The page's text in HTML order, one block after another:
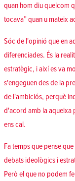
quan hom diu quelcom
tocava” quan u mateix
Sóc de l'opinió que en
diferenciades. És la
estratègic, i així es va
s'engeguen des de la
de l'ambiciós, perquè
d'acord amb la aqueixa
ens cal.
Fa temps que pense
debats ideològics i
Però el que no podem